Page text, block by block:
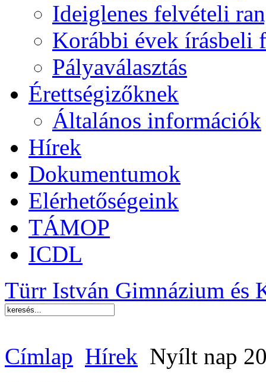
Ideiglenes felvételi
Korábbi évek írásbeli
Pályaválasztás
Érettségizőknek
Általános információk
Hírek
Dokumentumok
Elérhetőségeink
TÁMOP
ICDL
Türr István Gimnázium és
Címlap Hírek Nyílt nap